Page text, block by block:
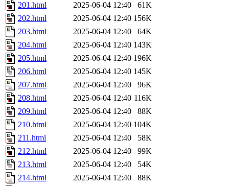
201.html
2025-06-04 12:40
61K
202.html
2025-06-04 12:40 156K
203.html
2025-06-04 12:40
64K
204.html
2025-06-04 12:40 143K
205.html
2025-06-04 12:40 196K
206.html
2025-06-04 12:40 145K
207.html
2025-06-04 12:40
96K
208.html
2025-06-04 12:40 116K
209.html
2025-06-04 12:40
88K
210.html
2025-06-04 12:40 104K
211.html
2025-06-04 12:40
58K
212.html
2025-06-04 12:40
99K
213.html
2025-06-04 12:40
54K
214.html
2025-06-04 12:40
88K